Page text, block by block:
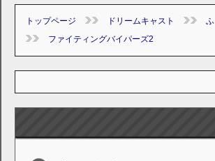
トップページ ドリームキャスト
ふ
ファイティングバイパーズ2